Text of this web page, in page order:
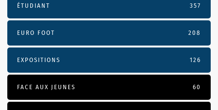
ÉTUDIANT 357
EURO FOOT 208
EXPOSITIONS 126
FACE AUX JEUNES 60